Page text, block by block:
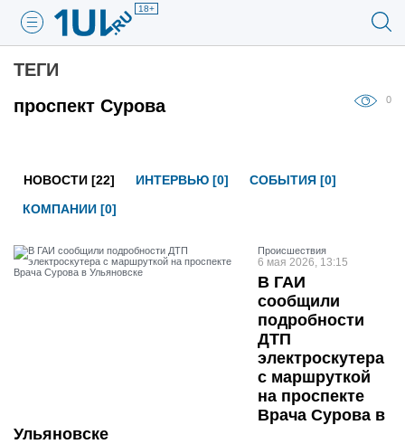
18+
ТЕГИ
проспект Сурова
0
НОВОСТИ [22] ИНТЕРВЬЮ [0]
СОБЫТИЯ [0]
КОМПАНИИ [0]
Проиcшествия
6 мая 2026, 13:15
В ГАИ
сообщили
подробности
ДТП
электроскутера
с маршруткой
на проспекте
Врача Сурова в
Ульяновске